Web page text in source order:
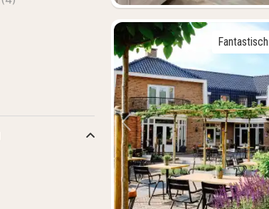
Vorheriges Bild
Fantastisch